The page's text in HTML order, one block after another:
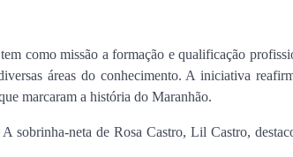
como missão a formação e qualificação
áreas do conhecimento. A iniciativa
marcaram a história do Maranhão.
sobrinha-neta de Rosa Castro, Lil Castro,